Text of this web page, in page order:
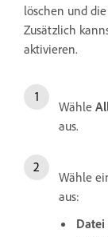
löschen und
Zusätzlich
aktivieren.
Wähle
aus.
Wähle
aus:
Datei